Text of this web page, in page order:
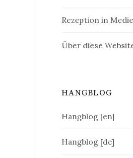
Rezeption in
Über diese
HANGBLOG
Hangblog [en]
Hangblog [de]